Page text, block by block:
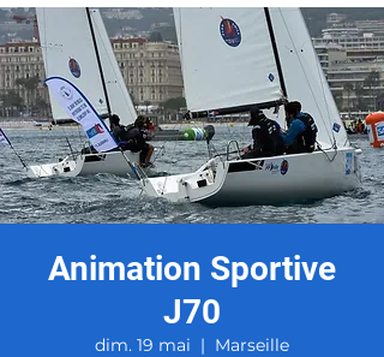
Animation Sportive
J70
dim. 19 mai
  |
Marseille